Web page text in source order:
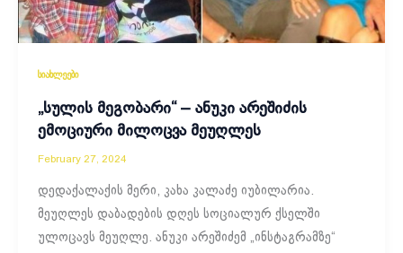
სიახლეები
„სულის მეგობარი“ – ანუკი არეშიძის
ემოციური მილოცვა მეუღლეს
February 27, 2024
დედაქალაქის მერი, კახა კალაძე იუბილარია.
მეუღლეს დაბადების დღეს სოციალურ ქსელში
ულოცავს მეუღლე. ანუკი არეშიძემ „ინსტაგრამზე“